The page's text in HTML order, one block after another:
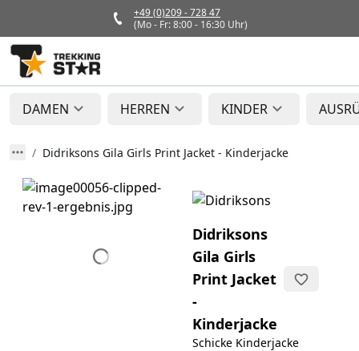
+49 (0)209 - 728 47
(Mo - Fr: 8:00 - 16:30 Uhr)
DAMEN HERREN KINDER
Didriksons Gila Girls Print Jacket - Kinderjacke
Didriksons
Gila Girls
Print Jacket
-
Kinderjacke
Schicke Kinderjacke